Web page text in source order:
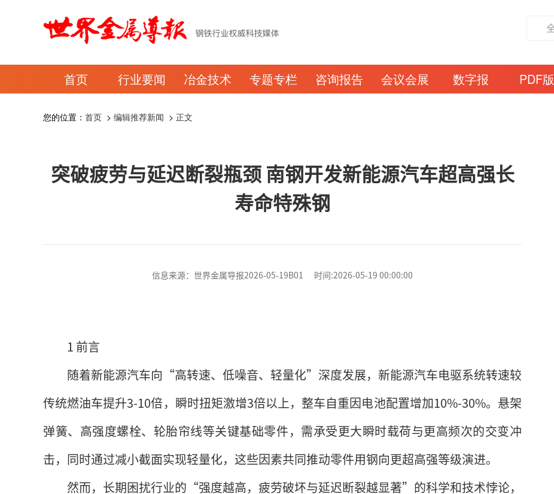
首页 行业要闻 冶金技术 专题专栏 咨询报告 会议会展 数字报 PDF版
您的位置： 首页 > 编辑推荐新闻 > 正文
突破疲劳与延迟断裂瓶颈 南钢开发新能源汽车超高强长
寿命特殊钢
信息来源：世界金属导报2026-05-19B01 时间:2026-05-19 00:00:00
1 前言
随着新能源汽车向“高转速、低噪音、轻量化”深度发展，新能源汽车电驱系统转速较
传统燃油车提升3-10倍，瞬时扭矩激增3倍以上，整车自重因电池配置增加10%-30%。悬架
弹簧、高强度螺栓、轮胎帘线等关键基础零件，需承受更大瞬时载荷与更高频次的交变冲
击，同时通过减小截面实现轻量化，这些因素共同推动零件用钢向更超高强等级演进。
然而，长期困扰行业的“强度越高，疲劳破坏与延迟断裂越显著”的科学和技术悖论，